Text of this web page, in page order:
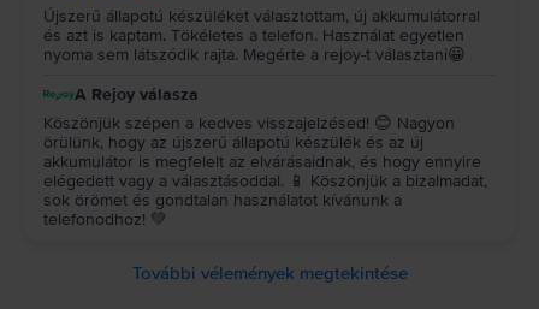
Újszerű állapotú készüléket választottam, új akkumulátorral
és azt is kaptam. Tökéletes a telefon. Használat egyetlen
nyoma sem látszódik rajta. Megérte a rejoy-t választani😀
A Rejoy válasza
Köszönjük szépen a kedves visszajelzésed! 😊 Nagyon
örülünk, hogy az újszerű állapotú készülék és az új
akkumulátor is megfelelt az elvárásaidnak, és hogy ennyire
elégedett vagy a választásoddal. 📱 Köszönjük a bizalmadat,
sok örömet és gondtalan használatot kívánunk a
telefonodhoz! 💚
További vélemények megtekintése